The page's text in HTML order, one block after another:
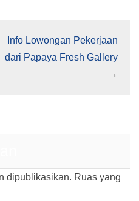
Info Lowongan Pekerjaan
dari Papaya Fresh Gallery
→
dipublikasikan. Ruas yang